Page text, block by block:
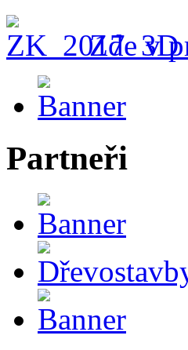
Zde v
Partneři